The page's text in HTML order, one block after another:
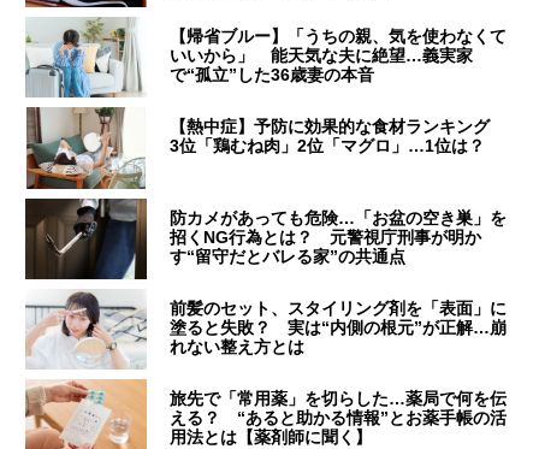
【帰省ブルー】「うちの親、気を使わなくて
いいから」 能天気な夫に絶望…義実家
で“孤立”した36歳妻の本音
【熱中症】予防に効果的な食材ランキング
3位「鶏むね肉」2位「マグロ」…1位は？
防カメがあっても危険…「お盆の空き巣」を
招くNG行為とは？ 元警視庁刑事が明か
す“留守だとバレる家”の共通点
前髪のセット、スタイリング剤を「表面」に
塗ると失敗？ 実は“内側の根元”が正解…崩
れない整え方とは
旅先で「常用薬」を切らした…薬局で何を伝
える？ “あると助かる情報”とお薬手帳の活
用法とは【薬剤師に聞く】